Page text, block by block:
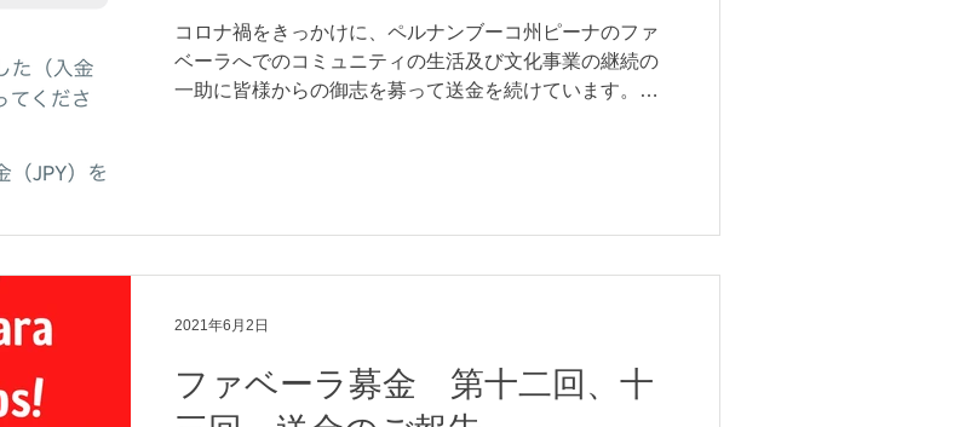
コロナ禍をきっかけに、ペルナンブーコ州ピーナのファ
ベーラへでのコミュニティの生活及び文化事業の継続の
一助に皆様からの御志を募って送金を続けています。本
ファベーラ募金 第十二回、十
2021年6月2日